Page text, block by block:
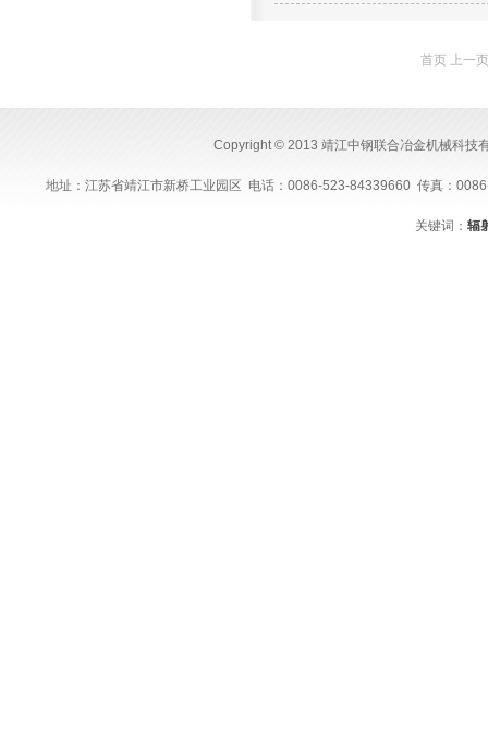
首页 上一
Copyright © 2013 靖江中钢联合冶金机械科技
地址：江苏省靖江市新桥工业园区 电话：0086-523-84339660 传真：
关键词：辐